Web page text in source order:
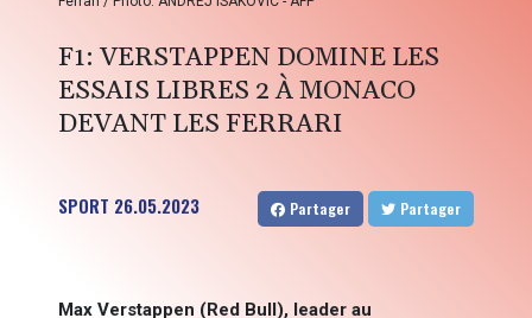
F1: VERSTAPPEN DOMINE LES
ESSAIS LIBRES 2 À MONACO
DEVANT LES FERRARI
SPORT 26.05.2023 Partager Partager
Max Verstappen (Red Bull), leader au